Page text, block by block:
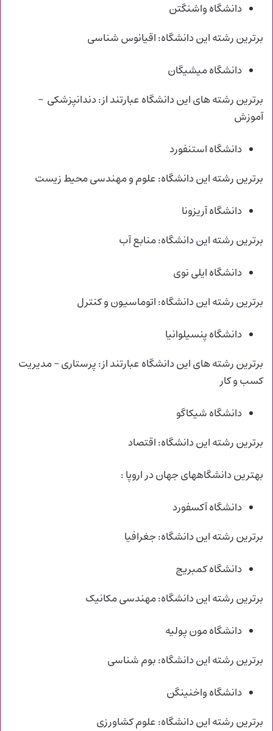
دانشگاه واشنگتن
برترین رشته این دانشگاه: اقیانوس شناسی
دانشگاه میشیگان
برترین رشته های این دانشگاه عبارتند از: دندانپزشکی –
آموزش
دانشگاه استنفورد
برترین رشته این دانشگاه: علوم و مهندسی محیط زیست
دانشگاه آریزونا
برترین رشته این دانشگاه: منابع آب
دانشگاه ایلی نوی
برترین رشته این دانشگاه: اتوماسیون و کنترل
دانشگاه پنسیلوانیا
برترین رشته های این دانشگاه عبارتند از: پرستاری – مدیریت
کسب و کار
دانشگاه شیکاگو
برترین رشته این دانشگاه: اقتصاد
بهترین دانشگاههای جهان در اروپا :
دانشگاه آکسفورد
برترین رشته این دانشگاه: جغرافیا
دانشگاه کمبریج
برترین رشته این دانشگاه: مهندسی مکانیک
دانشگاه مون پولیه
برترین رشته این دانشگاه: بوم شناسی
دانشگاه واخنینگن
برترین رشته این دانشگاه: علوم کشاورزی